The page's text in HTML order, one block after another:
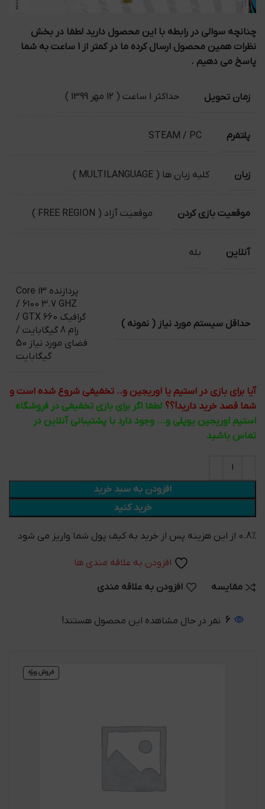
چنانچه سوالی در رابطه با این محصول دارید لطفا در بخش
نظرات همین محصول ارسال کرده ما در کمتر از 1 ساعت به شما
پاسخ می دهیم .
زمان تحویل حداکثر 1 ساعت ( 12 مهر 1399 )
پلتفرم STEAM / PC
زبان کلیه زبان ها ( MULTILANGUAGE )
موقعیت بازی کردن موقعیت آزاد ( FREE REGION )
آنلاین بله
حداقل سیستم مورد نیاز ( نمونه )
پردازنده Core i3
6100 3.7 GHZ /
گرافیک GTX 660 /
رام 8 گیگابایت /
فضای مورد نیاز 50
گیگابایت
آیا برای بازی در استیم یا اوریجین و.. تخفیفی شروع شده است و
شما قصد خرید دارید!؟؟ لطفا اگر برای بازی تخفیفی در فروشگاه
استیم اوریجین یوپلی و... وجود دارد با پشتیبانی آنلاین در
تماس باشید
افزودن به سبد خرید
خرید کنید
0.8% از این هزینه پس از خرید به کیف پول شما واریز می شود
افزودن به علاقه مندی ها
مقایسه افزودن به علاقه مندی
6 نفر در حال مشاهده این محصول هستند!
فروش ویژه